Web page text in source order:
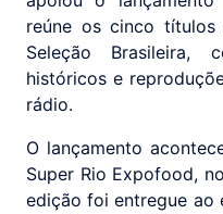
reúne os cinco títulos
Seleção Brasileira,
históricos e
rádio.
O lançamento
Super Rio Expofood,
edição foi entregue ao